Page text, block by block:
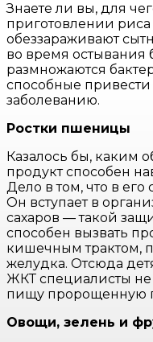
Знаете ли вы, для
приготовлении
обеззараживают
во время остывания
размножаются
способные
заболеванию.
Ростки пшеницы
Казалось бы, каким
продукт способен
Дело в том, что в его
Он вступает в
сахаров — такой
способен вызвать
кишечным трактом,
желудка. Отсюда
ЖКТ специалисты не
пищу пророщенную
Овощи, зелень и